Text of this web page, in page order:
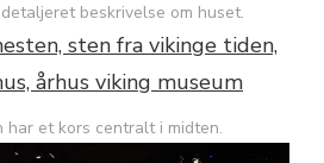
beskrivelse om huset.
har et kors centralt i midten.